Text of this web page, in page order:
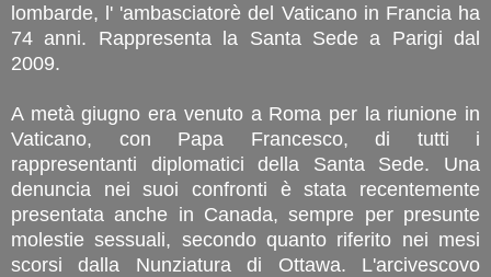
lombarde, l' 'ambasciatorè del Vaticano in Francia ha
74 anni. Rappresenta la Santa Sede a Parigi dal
2009.
A metà giugno era venuto a Roma per la riunione in
Vaticano, con Papa Francesco, di tutti i
rappresentanti diplomatici della Santa Sede. Una
denuncia nei suoi confronti è stata recentemente
presentata anche in Canada, sempre per presunte
molestie sessuali, secondo quanto riferito nei mesi
scorsi dalla Nunziatura di Ottawa. L'arcivescovo